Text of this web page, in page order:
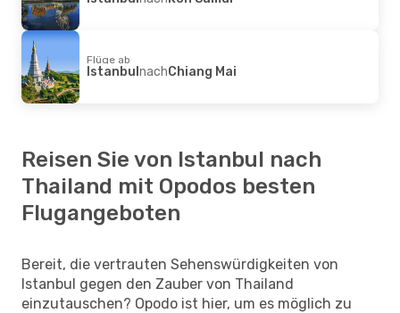
Flüge ab
IstanbulnachChiang Mai
Reisen Sie von Istanbul nach
Thailand mit Opodos besten
Flugangeboten
Bereit, die vertrauten Sehenswürdigkeiten von
Istanbul gegen den Zauber von Thailand
einzutauschen? Opodo ist hier, um es möglich zu